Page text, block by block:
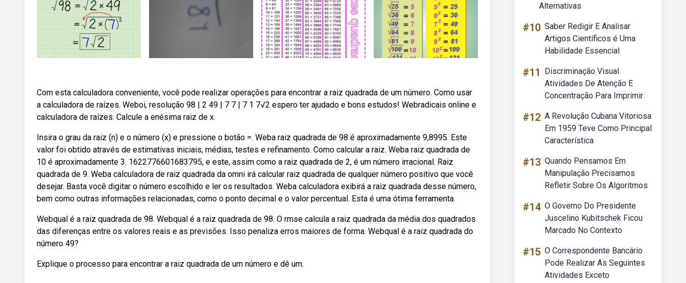
Com esta calculadora conveniente, você pode realizar operações para encontrar a raiz quadrada de um número. Como usar
a calculadora de raízes. Weboi, resolução 98 | 2 49 | 7 7 | 7 1 7√2 espero ter ajudado e bons estudos! Webradicais online e
calculadora de raízes. Calcule a enésima raiz de x.
Insira o grau da raiz (n) e o número (x) e pressione o botão =. Weba raiz quadrada de 98 é aproximadamente 9,8995. Este
valor foi obtido através de estimativas iniciais, médias, testes e refinamento. Como calcular a raiz. Weba raiz quadrada de
10 é aproximadamente 3. 1622776601683795, e este, assim como a raiz quadrada de 2, é um número irracional. Raiz
quadrada de 9. Weba calculadora de raiz quadrada da omni irá calcular raiz quadrada de qualquer número positivo que você
desejar. Basta você digitar o número escolhido e ler os resultados. Weba calculadora exibirá a raiz quadrada desse número,
bem como outras informações relacionadas, como o ponto decimal e o valor percentual. Esta é uma ótima ferramenta.
Webqual é a raiz quadrada de 98. Webqual é a raiz quadrada de 98. O rmse calcula a raiz quadrada da média dos quadrados
das diferenças entre os valores reais e as previsões. Isso penaliza erros maiores de forma. Webqual é a raiz quadrada do
número 49?
Explique o processo para encontrar a raiz quadrada de um número e dê um.
Alternativas
#10 Saber Redigir E Analisar
Artigos Científicos é Uma
Habilidade Essencial
#11
Discriminação Visual
Atividades De Atenção E
Concentração Para Imprimir
#12 A Revolução Cubana Vitoriosa
Em 1959 Teve Como Principal
Característica
#13 Quando Pensamos Em
Manipulação Precisamos
Refletir Sobre Os Algoritmos
#14 O Governo Do Presidente
Juscelino Kubitschek Ficou
Marcado No Contexto
#15 O Correspondente Bancário
Pode Realizar As Seguintes
Atividades Exceto